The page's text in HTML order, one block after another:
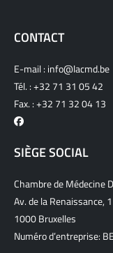
CONTACT
E-mail : info@lacmd.be
Tél. :+32 71 31 05 42
Fax. : +32 71 32 04 13
SIÈGE SOCIAL
Chambre de Médecine
Av. de la Renaissance, 1
1000 Bruxelles
Numéro d’entreprise: